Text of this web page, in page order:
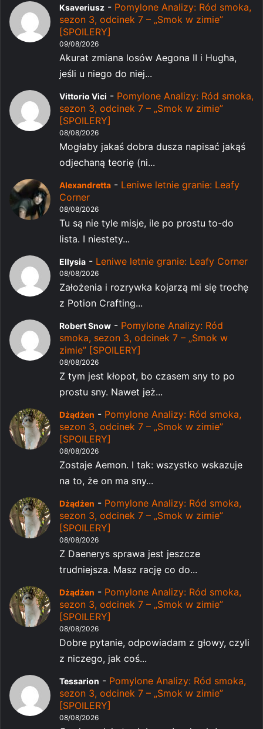
Ksaveriusz - Pomylone Analizy: Ród smoka,
sezon 3, odcinek 7 – „Smok w zimie”
[SPOILERY]
09/08/2026
Akurat zmiana losów Aegona II i Hugha,
jeśli u niego do niej...
Vittorio Vici - Pomylone Analizy: Ród smoka,
sezon 3, odcinek 7 – „Smok w zimie”
[SPOILERY]
08/08/2026
Mogłaby jakaś dobra dusza napisać jakąś
odjechaną teorię (ni...
Alexandretta - Leniwe letnie granie: Leafy
Corner
08/08/2026
Tu są nie tyle misje, ile po prostu to-do
lista. I niestety...
Ellysia - Leniwe letnie granie: Leafy Corner
08/08/2026
Założenia i rozrywka kojarzą mi się trochę
z Potion Crafting...
Robert Snow - Pomylone Analizy: Ród
smoka, sezon 3, odcinek 7 – „Smok w
zimie” [SPOILERY]
08/08/2026
Z tym jest kłopot, bo czasem sny to po
prostu sny. Nawet jeż...
Dżądżen - Pomylone Analizy: Ród smoka,
sezon 3, odcinek 7 – „Smok w zimie”
[SPOILERY]
08/08/2026
Zostaje Aemon. I tak: wszystko wskazuje
na to, że on ma sny...
Dżądżen - Pomylone Analizy: Ród smoka,
sezon 3, odcinek 7 – „Smok w zimie”
[SPOILERY]
08/08/2026
Z Daenerys sprawa jest jeszcze
trudniejsza. Masz rację co do...
Dżądżen - Pomylone Analizy: Ród smoka,
sezon 3, odcinek 7 – „Smok w zimie”
[SPOILERY]
08/08/2026
Dobre pytanie, odpowiadam z głowy, czyli
z niczego, jak coś...
Tessarion - Pomylone Analizy: Ród smoka,
sezon 3, odcinek 7 – „Smok w zimie”
[SPOILERY]
08/08/2026